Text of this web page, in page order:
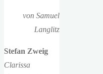
von Samuel
Langlitz
Stefan Zweig
Clarissa